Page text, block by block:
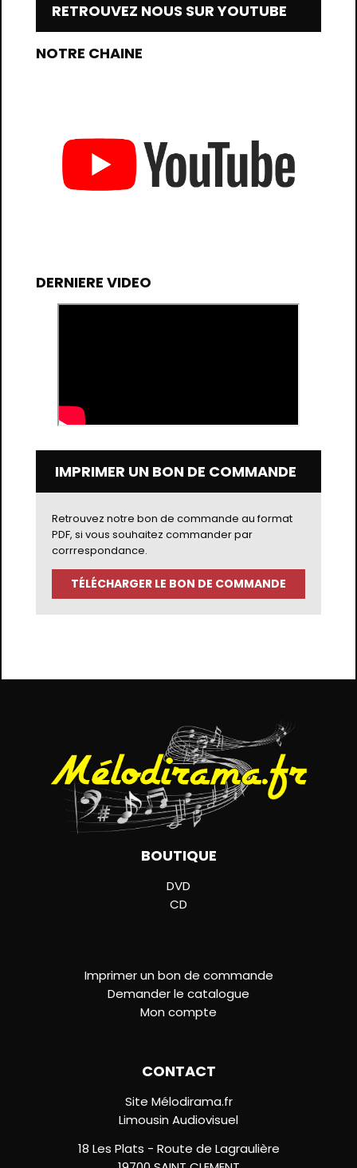
RETROUVEZ NOUS SUR YOUTUBE
NOTRE CHAINE
DERNIERE VIDEO
IMPRIMER UN BON DE COMMANDE
Retrouvez notre bon de commande au format
PDF, si vous souhaitez commander par
corrrespondance.
TÉLÉCHARGER LE BON DE COMMANDE
BOUTIQUE
DVD
CD
Imprimer un bon de commande
Demander le catalogue
Mon compte
CONTACT
Site Mélodirama.fr
Limousin Audiovisuel
18 Les Plats - Route de Lagraulière